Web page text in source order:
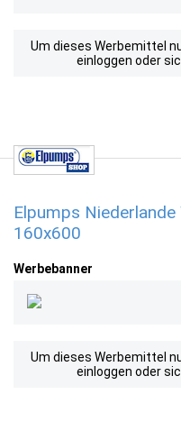
Um dieses Werbemittel
einloggen oder
Elpumps
160x600
Werbebanner
Um dieses Werbemittel
einloggen oder